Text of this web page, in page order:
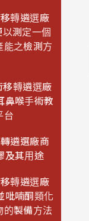
轉遴選廠
測定一個
能之檢測方
移轉遴選廠
鼻喉手術教
台
遴選廠商
及其用途
轉遴選廠
吡喃酮類化
的製備方法